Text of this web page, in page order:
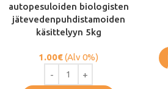
autopesuloiden biologisten
jätevedenpuhdistamoiden
käsittelyyn 5kg
1.00€(Alv 0%)